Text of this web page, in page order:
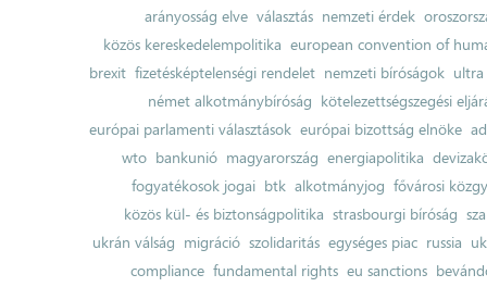
arányosság elve választás nemzeti érdek
közös kereskedelempolitika european convention of
brexit fizetésképtelenségi rendelet nemzeti bíróságok ultra
német alkotmánybíróság kötelezettségszegési
európai parlamenti választások európai bizottság elnöke
wto bankunió magyarország energiapolitika
fogyatékosok jogai btk alkotmányjog fővárosi
közös kül- és biztonságpolitika strasbourgi bíróság
ukrán válság migráció szolidaritás egységes piac russia
compliance fundamental rights eu sanctions